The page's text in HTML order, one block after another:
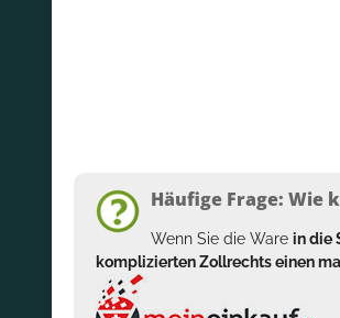
Häufige Frage: Wie
Wenn Sie die Ware in die
komplizierten Zollrechts einen